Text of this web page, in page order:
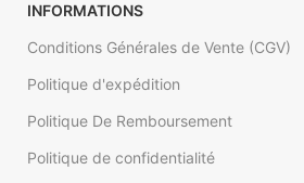
INFORMATIONS
Conditions Générales de Vente (CGV)
Politique d'expédition
Politique De Remboursement
Politique de confidentialité